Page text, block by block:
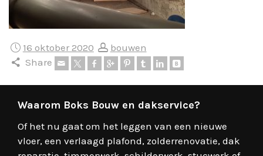
16 oktober 2020
bouwen
Share
Waarom Boks Bouw en dakservice?
Of het nu gaat om het leggen van een nieuwe
vloer, een verlaagd plafond, zolderrenovatie, dak